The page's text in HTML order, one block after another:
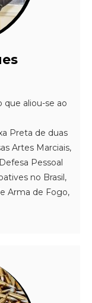
que aliou-se ao
Preta de duas
Artes Marciais,
Pessoal
no Brasil,
Arma de Fogo,